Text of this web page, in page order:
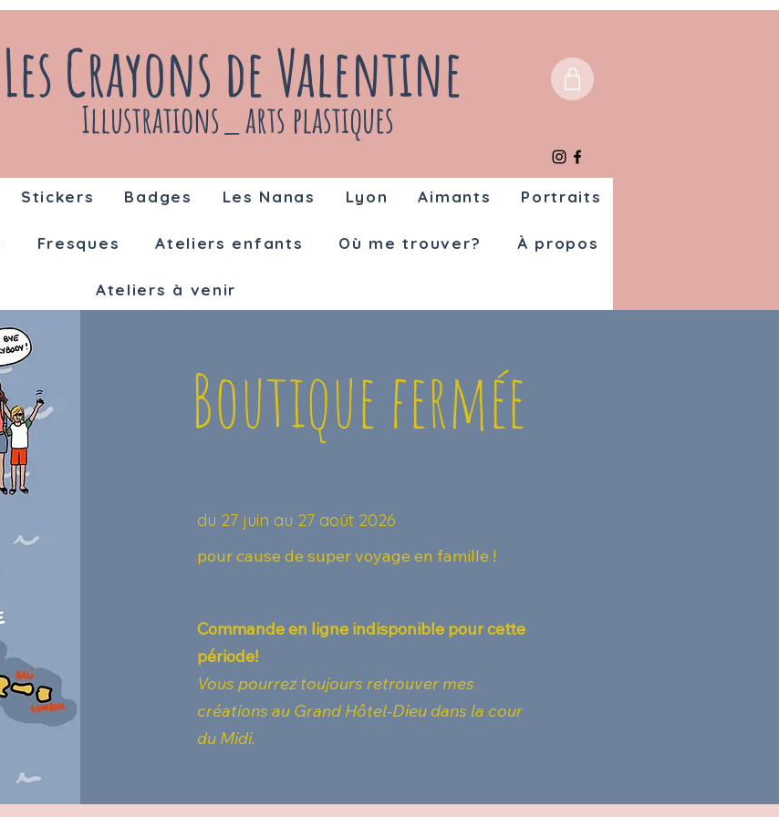
Les Crayons de Valentine
Illustrations_ arts plastiques
Stickers Badges Les Nanas Lyon Aimants Portraits
Fresques Ateliers enfants Où me trouver? À propos
Ateliers à venir
Commande en ligne indisponible pour cette
période!
Vous pourrez toujours retrouver mes
créations au Grand Hôtel-Dieu dans la cour
du Midi.
du 27 juin au 27 août 2026
pour cause de super voyage en famille !
Boutique fermée